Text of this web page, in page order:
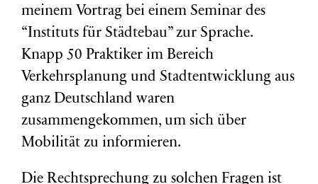
meinem Vortrag bei einem Seminar des
“Instituts für Städtebau” zur Sprache.
Knapp 50 Praktiker im Bereich
Verkehrsplanung und Stadtentwicklung aus
ganz Deutschland waren
zusammengekommen, um sich über
Mobilität zu informieren.
Die Rechtsprechung zu solchen Fragen ist